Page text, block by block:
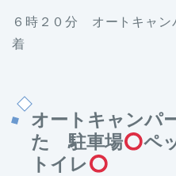
６時２０分 オートキャ
着
オートキャンパ
た 駐車場
ペ
トイレ